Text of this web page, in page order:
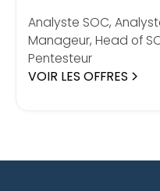
Analyste SOC,
Manageur, Head of
Pentesteur
VOIR LES OFFRES